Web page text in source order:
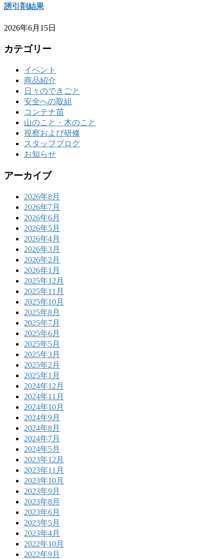
誘引剤結果
2026年6月15日
カテゴリー
イベント
商品紹介
日々のできごと
安全への取組
コンテナ苗
山のこと・木のこと
視察および研修
スタッフブログ
お知らせ
アーカイブ
2026年8月
2026年7月
2026年6月
2026年5月
2026年4月
2026年3月
2026年2月
2026年1月
2025年12月
2025年11月
2025年10月
2025年8月
2025年7月
2025年6月
2025年5月
2025年3月
2025年2月
2025年1月
2024年12月
2024年11月
2024年10月
2024年9月
2024年8月
2024年7月
2024年5月
2023年12月
2023年11月
2023年10月
2023年9月
2023年8月
2023年6月
2023年5月
2023年4月
2022年10月
2022年9月